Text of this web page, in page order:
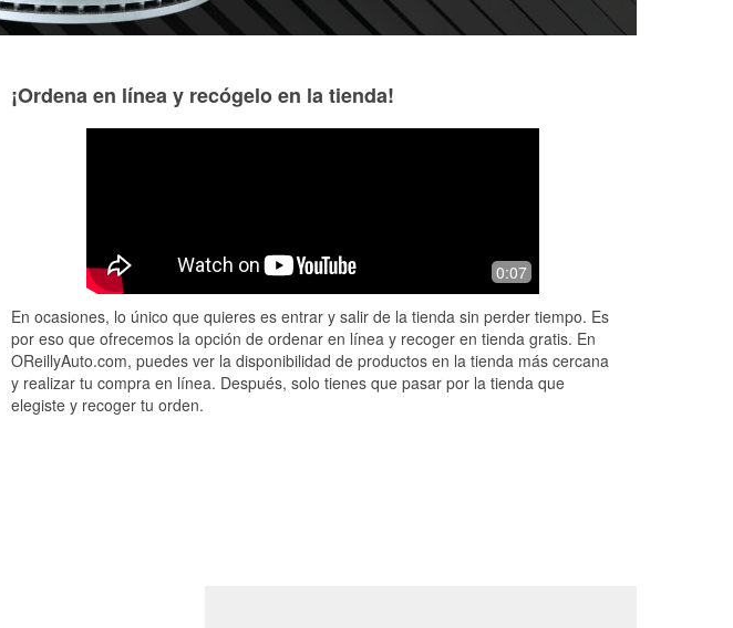
Shoutout to Mateo and Anthony!! They
deserve a raise! They helped me and
nice. Outstanding customer service.
...Read More
Have all the car parts u need.
a wheelchair, I
¡Ordena en línea y recógelo en la tienda!
0:07
En ocasiones, lo único que quieres es entrar y salir de la tienda sin perder tiempo. Es
por eso que ofrecemos la opción de ordenar en línea y recoger en tienda gratis. En
OReillyAuto.com, puedes ver la disponibilidad de productos en la tienda más cercana
y realizar tu compra en línea. Después, solo tienes que pasar por la tienda que
elegiste y recoger tu orden.